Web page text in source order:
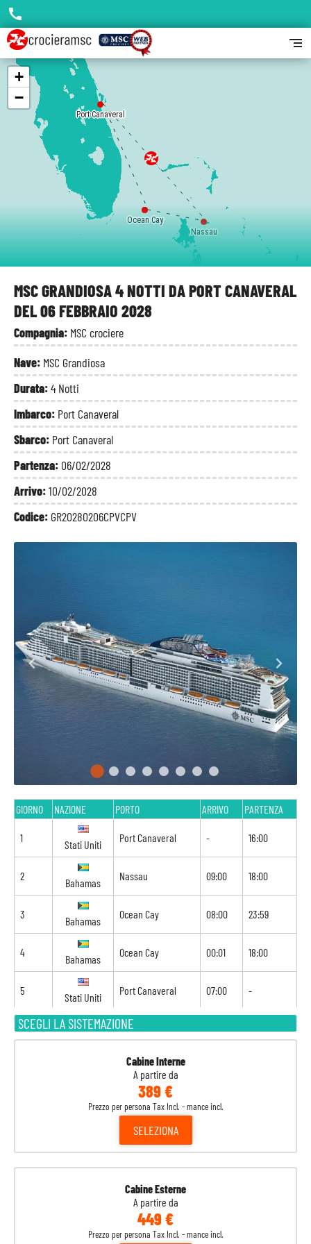
MSC GRANDIOSA 4 NOTTI DA PORT CANAVERAL
DEL 06 FEBBRAIO 2028
Compagnia: MSC crociere
Nave: MSC Grandiosa
Durata:4 Notti
Imbarco: Port Canaveral
Sbarco: Port Canaveral
Partenza: 06/02/2028
Arrivo:10/02/2028
Codice: GR20280206CPVCPV
SCEGLI LA SISTEMAZIONE
Cabine Interne
A partire da
389 €
Prezzo per persona Tax Incl. - mance incl.
SELEZIONA
Cabine Esterne
A partire da
449 €
Prezzo per persona Tax Incl. - mance incl.
GIORNO NAZIONE PORTO ARRIVO PARTENZA
1
Stati Uniti
Port Canaveral - 16:00
2
Bahamas
Nassau 09:00 18:00
3
Bahamas
Ocean Cay 08:00 23:59
4
Bahamas
Ocean Cay 00:01 18:00
5
Stati Uniti
Port Canaveral 07:00 -
Port Canaveral
Nassau
Ocean Cay
Ocean Cay
+
−
call
segment